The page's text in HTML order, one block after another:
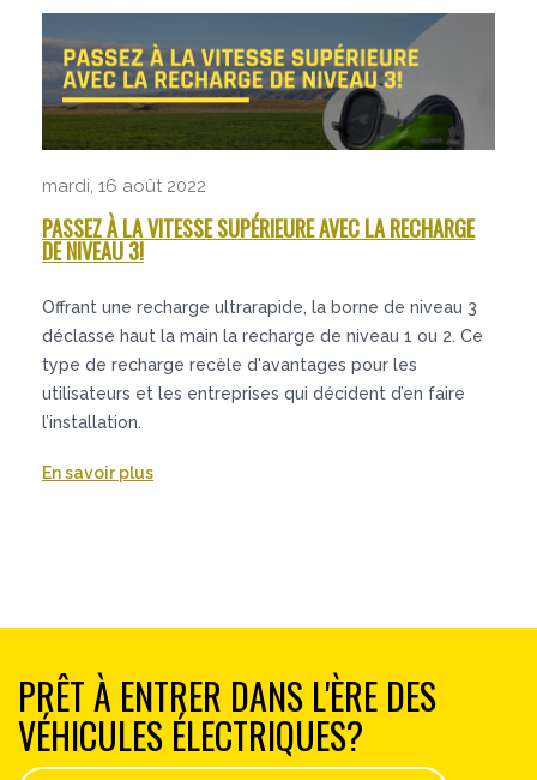
mardi, 16 août 2022
PASSEZ À LA VITESSE SUPÉRIEURE AVEC LA RECHARGE
DE NIVEAU 3!
Offrant une recharge ultrarapide, la borne de niveau 3
déclasse haut la main la recharge de niveau 1 ou 2. Ce
type de recharge recèle d'avantages pour les
utilisateurs et les entreprises qui décident d’en faire
l’installation.
En savoir plus
PRÊT À ENTRER DANS L'ÈRE DES
VÉHICULES ÉLECTRIQUES?